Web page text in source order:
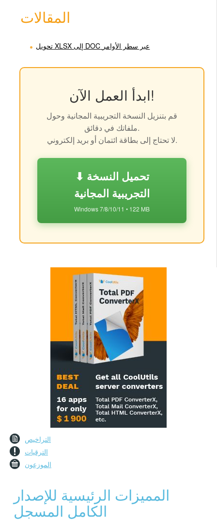
المقالات
تحويل XLSX إلى DOC عبر سطر الأوامر
ابدأ العمل الآن!
قم بتنزيل النسخة التجريبية المجانية وحول
ملفاتك في دقائق.
لا تحتاج إلى بطاقة ائتمان أو بريد إلكتروني.
⬇ تحميل النسخة
التجريبية المجانية
Windows 7/8/10/11 • 122 MB
التراخيص
الترقيات
الموزعون
المميزات الرئيسية للإصدار
الكامل المسجل